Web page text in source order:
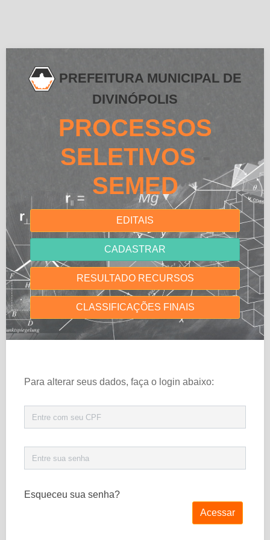
PREFEITURA MUNICIPAL DE
DIVINÓPOLIS
PROCESSOS
SELETIVOS
SEMED
EDITAIS
CADASTRAR
RESULTADO RECURSOS
CLASSIFICAÇÕES FINAIS
Para alterar seus dados, faça o login abaixo:
Esqueceu sua senha?
Acessar